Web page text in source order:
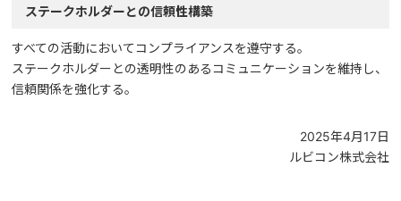
ステークホルダーとの信頼性構築
すべての活動においてコンプライアンスを遵守する。
ステークホルダーとの透明性のあるコミュニケーションを維持し、
信頼関係を強化する。
2025年4月17日
ルビコン株式会社